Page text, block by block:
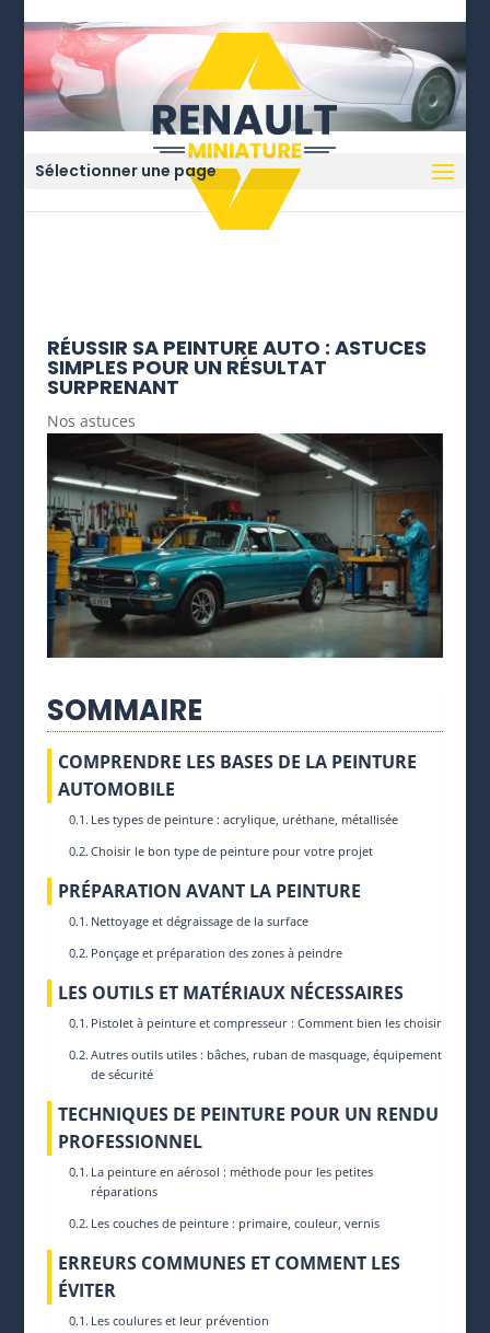
Sélectionner une page
RÉUSSIR SA PEINTURE AUTO : ASTUCES
SIMPLES POUR UN RÉSULTAT
SURPRENANT
Nos astuces
SOMMAIRE
COMPRENDRE LES BASES DE LA PEINTURE
AUTOMOBILE
Les types de peinture : acrylique, uréthane, métallisée
Choisir le bon type de peinture pour votre projet
PRÉPARATION AVANT LA PEINTURE
Nettoyage et dégraissage de la surface
Ponçage et préparation des zones à peindre
LES OUTILS ET MATÉRIAUX NÉCESSAIRES
Pistolet à peinture et compresseur : Comment bien les choisir
Autres outils utiles : bâches, ruban de masquage, équipement
de sécurité
TECHNIQUES DE PEINTURE POUR UN RENDU
PROFESSIONNEL
La peinture en aérosol : méthode pour les petites
réparations
Les couches de peinture : primaire, couleur, vernis
ERREURS COMMUNES ET COMMENT LES
ÉVITER
Les coulures et leur prévention